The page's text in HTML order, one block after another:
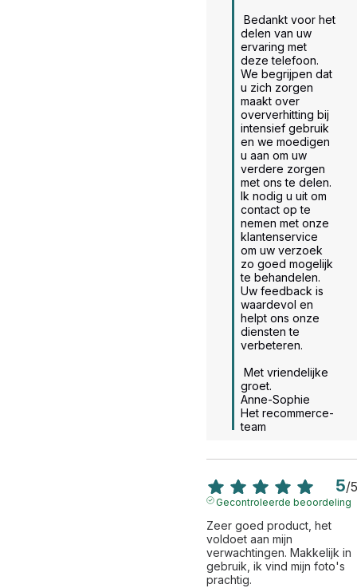
delen van uw
ervaring met
deze telefoon.
We begrijpen dat
u zich zorgen
maakt over
oververhitting bij
intensief gebruik
en we moedigen
u aan om uw
verdere zorgen
met ons te delen.
Ik nodig u uit om
contact op te
nemen met onze
klantenservice
om uw verzoek
zo goed mogelijk
te behandelen.
Uw feedback is
waardevol en
helpt ons onze
diensten te
verbeteren.
groet.
Anne-Sophie
Het recommerce-
team
5/5
Gecontroleerde beoordeling
Zeer goed product, het
voldoet aan mijn
verwachtingen. Makkelijk in
gebruik, ik vind mijn foto's
prachtig.